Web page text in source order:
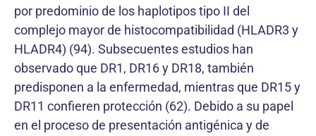
por predominio de los haplotipos tipo II del
complejo mayor de histocompatibilidad (HLADR3 y
HLADR4) (94). Subsecuentes estudios han
observado que DR1, DR16 y DR18, también
predisponen a la enfermedad, mientras que DR15 y
DR11 confieren protección (62). Debido a su papel
en el proceso de presentación antigénica y de